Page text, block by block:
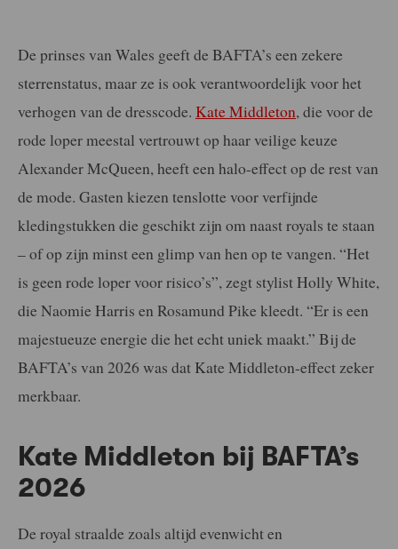
De prinses van Wales geeft de BAFTA’s een zekere
sterrenstatus, maar ze is ook verantwoordelijk voor het
verhogen van de dresscode. Kate Middleton, die voor de
rode loper meestal vertrouwt op haar veilige keuze
Alexander McQueen, heeft een halo-effect op de rest van
de mode. Gasten kiezen tenslotte voor verfijnde
kledingstukken die geschikt zijn om naast royals te staan
– of op zijn minst een glimp van hen op te vangen. “Het
is geen rode loper voor risico’s”, zegt stylist Holly White,
die Naomie Harris en Rosamund Pike kleedt. “Er is een
majestueuze energie die het echt uniek maakt.” Bij de
BAFTA’s van 2026 was dat Kate Middleton-effect zeker
merkbaar.
Kate Middleton bij BAFTA’s
2026
De royal straalde zoals altijd evenwicht en